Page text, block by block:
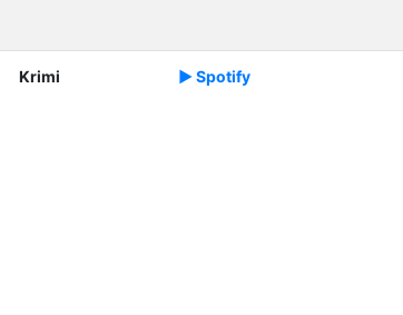
Krimi ► Spotify